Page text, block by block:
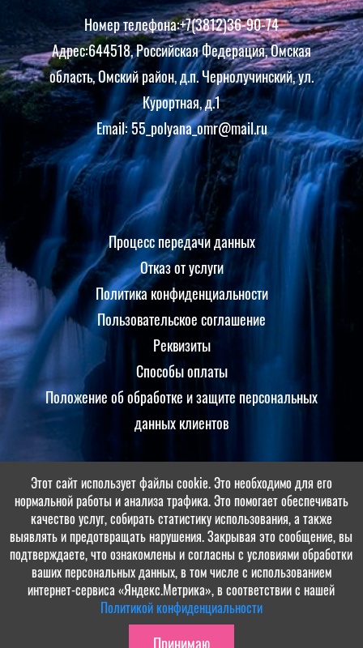
Номер телефона:+7(3812)36-90-74
Адрес:644518, Российская Федерация, Омская
область, Омский район, д.п. Чернолучинский, ул.
Курортная, д.1
Email: 55_polyana_omr@mail.ru
Процесс передачи данных
Отказ от услуги
Политика конфиденциальности
Пользовательское соглашение
Реквизиты
Способы оплаты
Положение об обработке и защите персональных
данных клиентов
Принимаем оплаты
© МБУ ОЦ «Солнечная поляна», 2022-2026. Разработка и поддержка:
Этот сайт использует файлы cookie. Это необходимо для его
нормальной работы и анализа трафика. Это помогает обеспечивать
качество услуг, собирать статистику использования, а также
выявлять и предотвращать нарушения. Закрывая это сообщение, вы
подтверждаете, что ознакомлены и согласны с условиями обработки
ваших персональных данных, в том числе с использованием
интернет-сервиса «Яндекс.Метрика», в соответствии с нашей
Политикой конфиденциальности
Принимаю